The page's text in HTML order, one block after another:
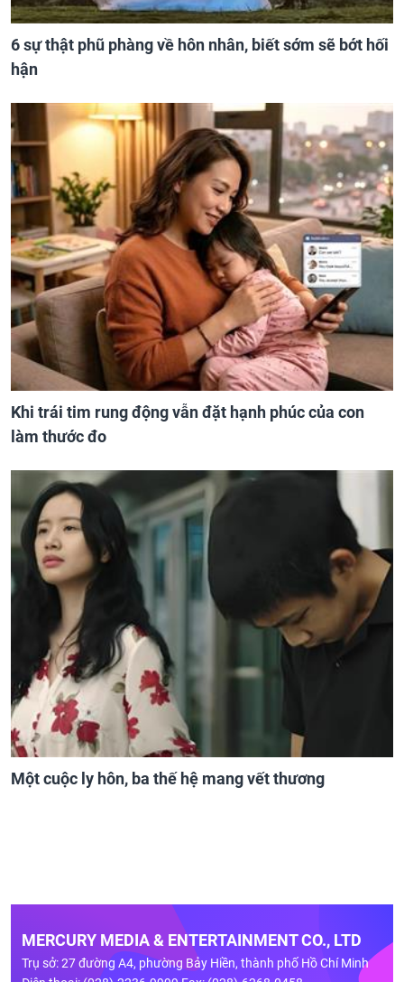
6 sự thật phũ phàng về hôn nhân, biết sớm sẽ bớt hối
hận
Khi trái tim rung động vẫn đặt hạnh phúc của con
làm thước đo
Một cuộc ly hôn, ba thế hệ mang vết thương
MERCURY MEDIA & ENTERTAINMENT CO., LTD
Trụ sở: 27 đường A4, phường Bảy Hiền, thành phố Hồ Chí Minh